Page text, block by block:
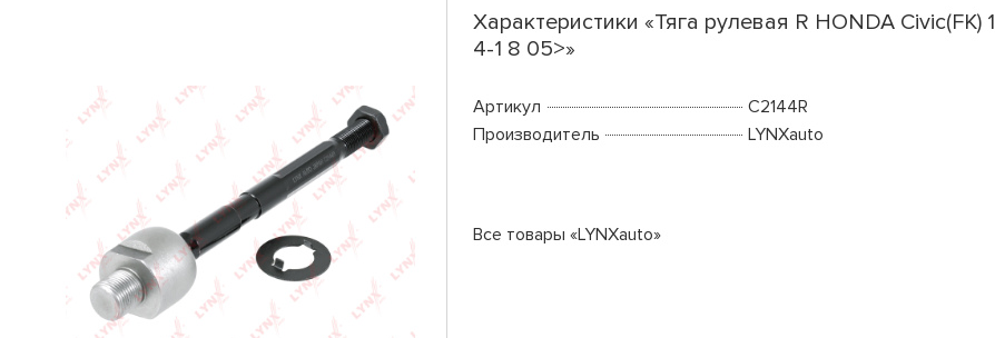
Характеристики «Тяга рулевая R HONDA Civic(FK) 1
4-1 8 05>»
Артикул
C2144R
Производитель
LYNXauto
Все товары «LYNXauto»